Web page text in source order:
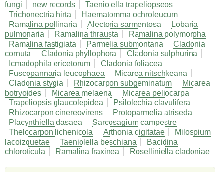
fungi
new records
Taeniolella trapeliopseos
Trichonectria hirta
Haematomma ochroleucum
Ramalina pollinaria
Alectoria sarmentosa
Lobaria
pulmonaria
Ramalina thrausta
Ramalina polymorpha
Ramalina fastigiata
Parmelia submontana
Cladonia
cornuta
Cladonia phyllophora
Cladonia sulphurina
Icmadophila ericetorum
Cladonia foliacea
Fuscopannaria leucophaea
Micarea nitschkeana
Cladonia stygia
Rhizocarpon subgeminatum
Micarea
botryoides
Micarea melaena
Micarea peliocarpa
Trapeliopsis glaucolepidea
Psilolechia clavulifera
Rhizocarpon cinereovirens
Protoparmelia atriseda
Placynthiella dasaea
Sarcosagium campestre
Thelocarpon lichenicola
Arthonia digitatae
Milospium
lacoizquetae
Taeniolella beschiana
Bacidina
chloroticula
Ramalina fraxinea Roselliniella cladoniae